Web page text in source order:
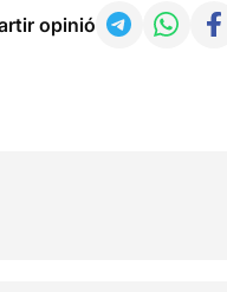
opinió